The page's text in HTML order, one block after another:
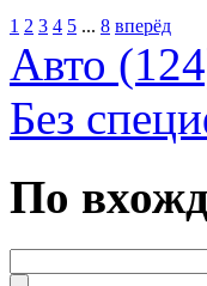
1 2 3 4 5 ... 8 вперёд
Авто
Без
По